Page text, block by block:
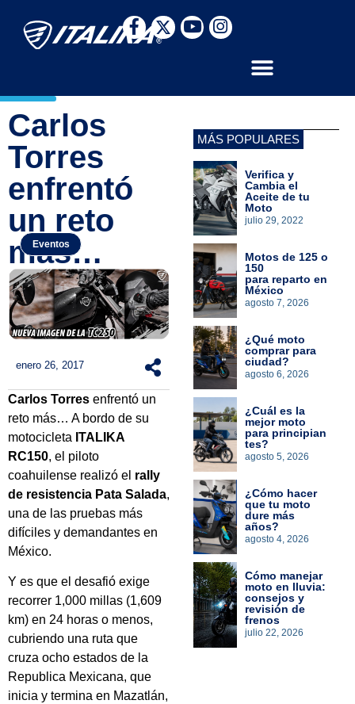
Carlos
Torres
enfrentó
un reto
más…
enero 26, 2017
Eventos
Carlos Torres enfrentó un
reto más… A bordo de su
motocicleta ITALIKA
RC150, el piloto
coahuilense realizó el rally
de resistencia Pata Salada,
una de las pruebas más
difíciles y demandantes en
México.
Y es que el desafió exige
recorrer 1,000 millas (1,609
km) en 24 horas o menos,
cubriendo una ruta que
cruza ocho estados de la
Republica Mexicana, que
inicia y termina en Mazatlán,
MÁS POPULARES
Verifica y
Cambia el
Aceite de tu
Moto
julio 29, 2022
Motos de 125 o
150
para reparto en
México
agosto 7, 2026
¿Qué moto
comprar para
ciudad?
agosto 6, 2026
¿Cuál es la
mejor moto
para principian
tes?
agosto 5, 2026
¿Cómo hacer
que tu moto
dure más
años?
agosto 4, 2026
Cómo manejar
moto en lluvia:
consejos y
revisión de
frenos
julio 22, 2026